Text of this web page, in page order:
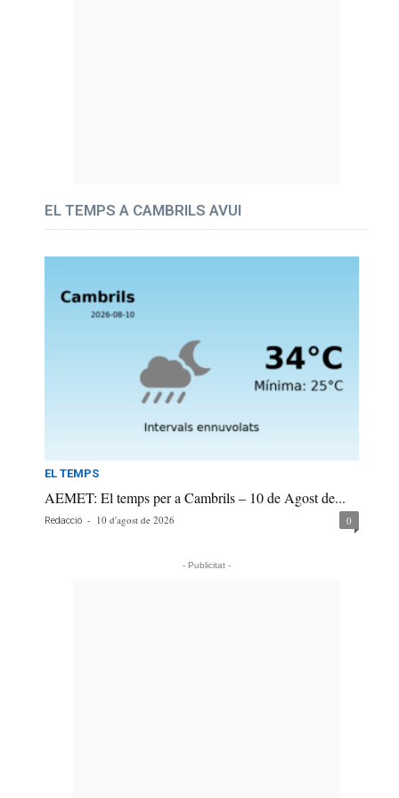
EL TEMPS A CAMBRILS AVUI
EL TEMPS
AEMET: El temps per a Cambrils – 10 de Agost de...
Redacció - 10 d'agost de 2026 0
- Publicitat -